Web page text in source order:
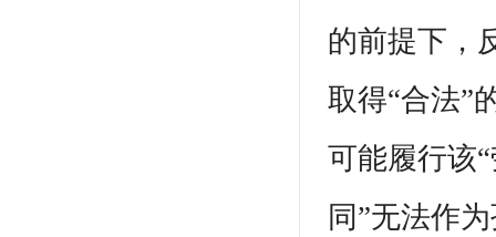
的前提下，
取得“合法”
可能履行该
同”无法作